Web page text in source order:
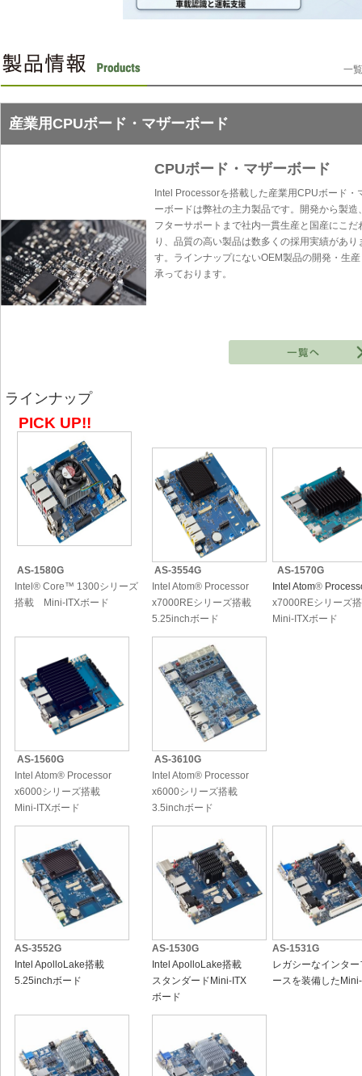
一
産業用CPUボード・マザーボード
CPUボード・マザーボード
Intel Processorを搭載した産業用CPUボード・
ーボードは弊社の主力製品です。開発から製造
フターサポートまで社内一貫生産と国産にこだ
り、品質の高い製品は数多くの採用実績があり
す。ラインナップにないOEM製品の開発・生
承っております。
ラインナップ
PICK UP!!
AS-1580G
Intel ® Core™ 1300シリーズ
搭載
Mini-ITXボード
AS-3554G
Intel Atom® Processor
x7000REシリーズ搭載
5.25inchボード
AS-1570G
Intel Atom®
x7000REシリーズ
Mini-ITXボード
AS-1560G
Intel Atom® Processor
x6000シリーズ搭載
Mini-ITXボード
AS-3610G
Intel Atom® Processor
x6000シリーズ搭載
3.5inchボード
AS-3552G
Intel ApolloLake搭載
5.25inchボード
AS-1530G
Intel ApolloLake搭載
スタンダードMini-ITX
ボード
AS-1531G
レガシーなインター
ースを装備した